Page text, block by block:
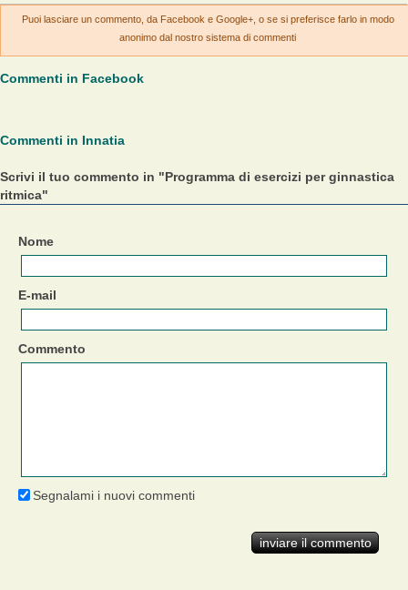
Puoi lasciare un commento, da Facebook e Google+, o se si preferisce farlo in modo
anonimo dal nostro sistema di commenti
Commenti in Facebook
Commenti in Innatia
Scrivi il tuo commento in "Programma di esercizi per ginnastica
ritmica"
Nome
E-mail
Commento
Segnalami i nuovi commenti